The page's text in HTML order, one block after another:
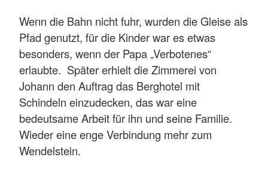
Wenn die Bahn nicht fuhr, wurden die Gleise als
Pfad genutzt, für die Kinder war es etwas
besonders, wenn der Papa „Verbotenes“
erlaubte. Später erhielt die Zimmerei von
Johann den Auftrag das Berghotel mit
Schindeln einzudecken, das war eine
bedeutsame Arbeit für ihn und seine Familie.
Wieder eine enge Verbindung mehr zum
Wendelstein.